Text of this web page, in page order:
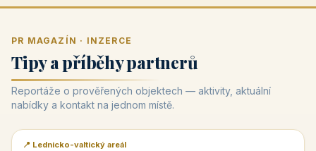
PR MAGAZÍN · INZERCE
Tipy a příběhy partnerů
Reportáže o prověřených objektech — aktivity, aktuální
nabídky a kontakt na jednom místě.
📰 PR článek
📍 Lednicko-valtický areál